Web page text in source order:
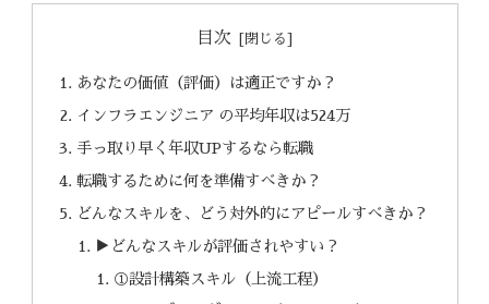
目次
あなたの価値（評価）は適正ですか？
インフラエンジニア の平均年収は524万
手っ取り早く年収UPするなら転職
転職するために何を準備すべきか？
どんなスキルを、どう対外的にアピールすべきか？
▶︎どんなスキルが評価されやすい？
①設計構築スキル（上流工程）